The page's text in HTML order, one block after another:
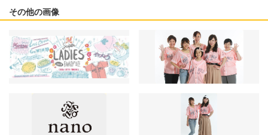
その他の画像